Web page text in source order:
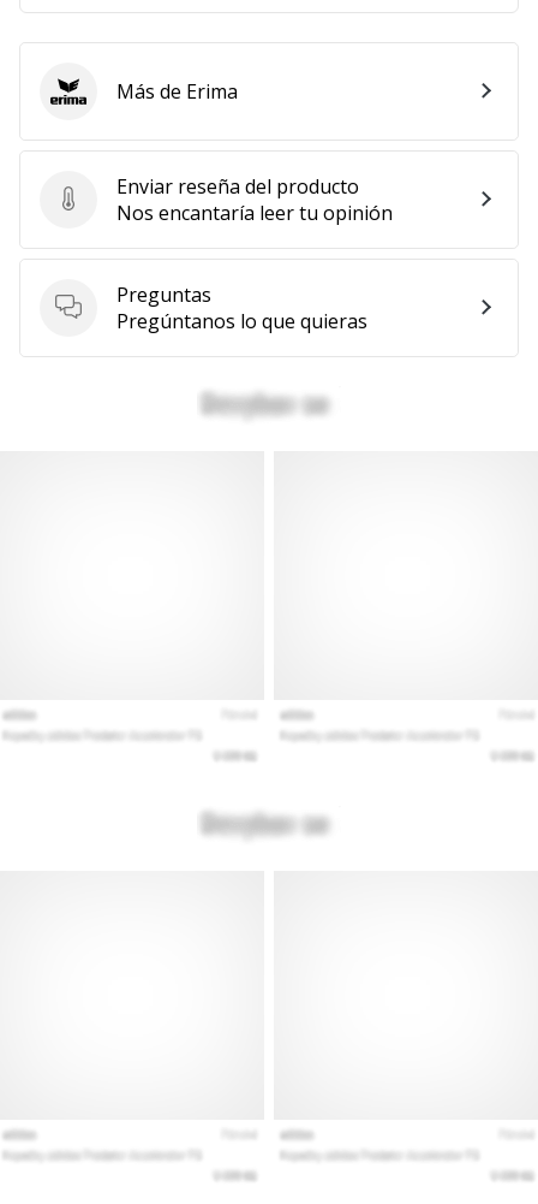
Enviar reseña del producto
Enviar reseña del producto
Nos encantaría leer tu opinión
Preguntas
Preguntas
Pregúntanos lo que quieras
ErimaMás de Erima